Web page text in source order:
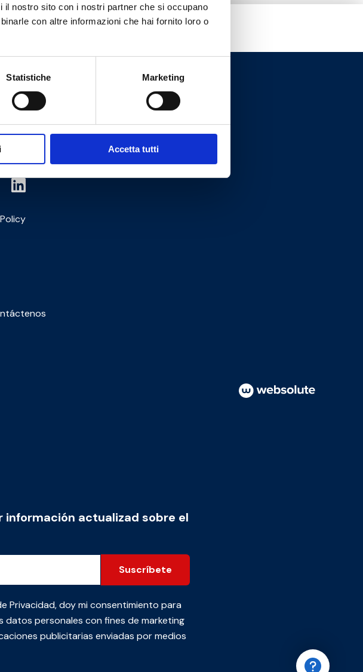
nostro sito con i nostri partner che si occupano
con altre informazioni che hai fornito loro o
Statistiche Marketing
Accetta tutti
información actualizad sobre el
Suscríbete
Privacidad, doy mi consentimiento para
datos personales con fines de marketing
publicitarias enviadas por medios